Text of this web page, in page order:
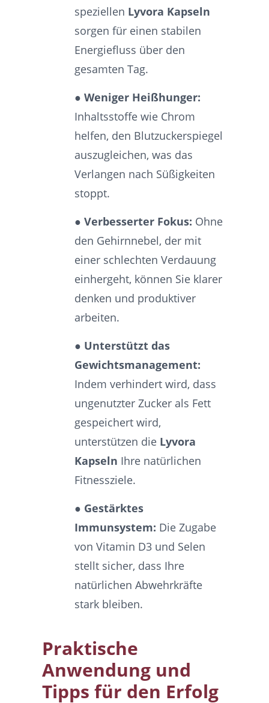
speziellen Lyvora Kapseln
sorgen für einen stabilen
Energiefluss über den
gesamten Tag.
● Weniger Heißhunger:
Inhaltsstoffe wie Chrom
helfen, den Blutzuckerspiegel
auszugleichen, was das
Verlangen nach Süßigkeiten
stoppt.
● Verbesserter Fokus: Ohne
den Gehirnnebel, der mit
einer schlechten Verdauung
einhergeht, können Sie klarer
denken und produktiver
arbeiten.
● Unterstützt das
Gewichtsmanagement:
Indem verhindert wird, dass
ungenutzter Zucker als Fett
gespeichert wird,
unterstützen die Lyvora
Kapseln Ihre natürlichen
Fitnessziele.
● Gestärktes
Immunsystem: Die Zugabe
von Vitamin D3 und Selen
stellt sicher, dass Ihre
natürlichen Abwehrkräfte
stark bleiben.
Praktische
Anwendung und
Tipps für den Erfolg